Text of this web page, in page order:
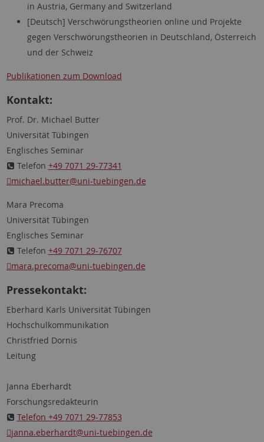
in Austria, Germany and Switzerland
[Deutsch] Verschwörungstheorien online und Projekte
gegen Verschwörungstheorien in Deutschland, Österreich
und der Schweiz
Publikationen zum Download
Kontakt:
Prof. Dr. Michael Butter
Universität Tübingen
Englisches Seminar
Telefon +49 7071 29-77341
michael.butter@uni-tuebingen.de
Mara Precoma
Universität Tübingen
Englisches Seminar
Telefon +49 7071 29-76707
mara.precoma@uni-tuebingen.de
Pressekontakt:
Eberhard Karls Universität Tübingen
Hochschulkommunikation
Christfried Dornis
Leitung
Janna Eberhardt
Forschungsredakteurin
Telefon +49 7071 29-77853
janna.eberhardt@uni-tuebingen.de